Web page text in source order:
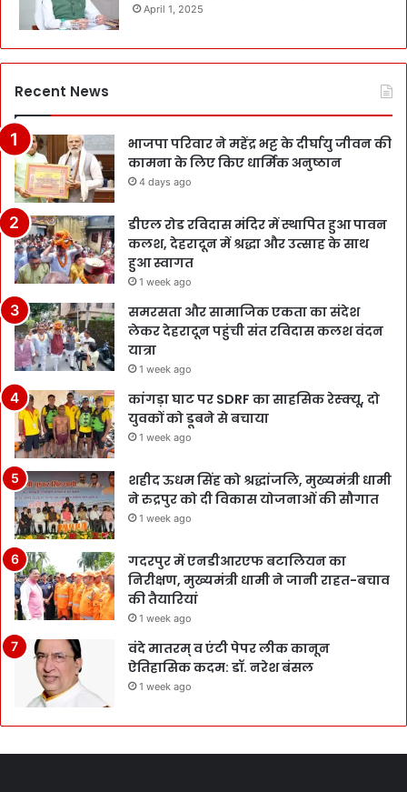
April 1, 2025
Recent News
भाजपा परिवार ने महेंद्र भट्ट के दीर्घायु जीवन की
कामना के लिए किए धार्मिक अनुष्ठान
4 days ago
डीएल रोड रविदास मंदिर में स्थापित हुआ पावन
कलश, देहरादून में श्रद्धा और उत्साह के साथ
हुआ स्वागत
1 week ago
समरसता और सामाजिक एकता का संदेश
लेकर देहरादून पहुंची संत रविदास कलश वंदन
यात्रा
1 week ago
कांगड़ा घाट पर SDRF का साहसिक रेस्क्यू, दो
युवकों को डूबने से बचाया
1 week ago
शहीद ऊधम सिंह को श्रद्धांजलि, मुख्यमंत्री धामी
ने रुद्रपुर को दी विकास योजनाओं की सौगात
1 week ago
गदरपुर में एनडीआरएफ बटालियन का
निरीक्षण, मुख्यमंत्री धामी ने जानी राहत-बचाव
की तैयारियां
1 week ago
वंदे मातरम् व एंटी पेपर लीक कानून
ऐतिहासिक कदम: डॉ. नरेश बंसल
1 week ago